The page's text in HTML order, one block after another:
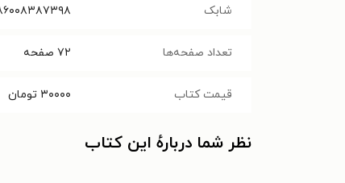
شابک
تعداد صفحه‌ها ۷۲ صفحه
قیمت کتاب ۳۰۰۰۰ تومان
نظر شما دربارهٔ این کتاب